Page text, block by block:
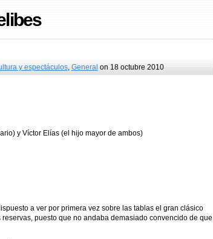
y espectáculos, General on 18 octubre 2010
y Víctor Elías (el hijo mayor de ambos)
a ver por primera vez sobre las tablas el gran clásico
reservas, puesto que no andaba demasiado convencido de que